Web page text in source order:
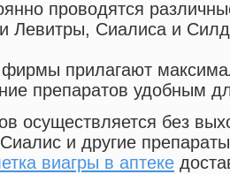
проводятся
Левитры, Сиалиса и
прилагают
препаратов удобным
осуществляется без
и другие
виагры в аптеке